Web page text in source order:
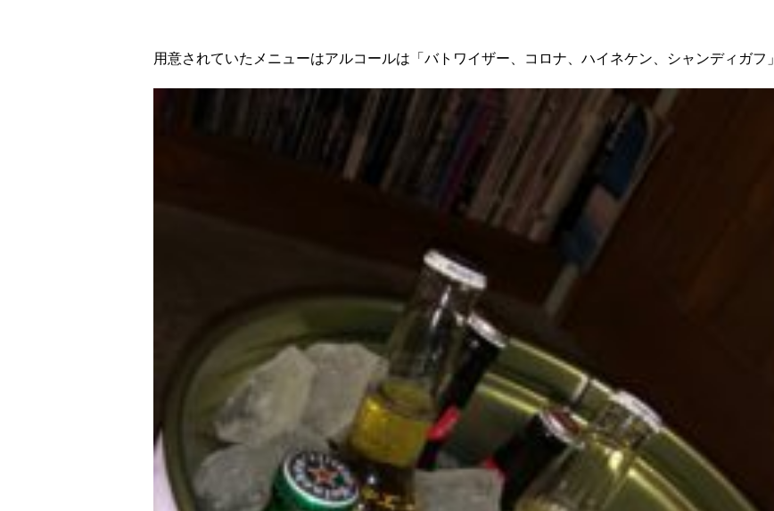
用意されていたメニューはアルコールは「バトワイザー、コロナ、ハイネケン、シャンディガフ」